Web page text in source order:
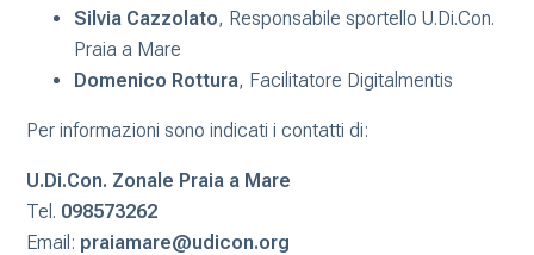
Silvia Cazzolato, Responsabile sportello U.Di.Con.
Praia a Mare
Domenico Rottura, Facilitatore Digitalmentis
Per informazioni sono indicati i contatti di:
U.Di.Con. Zonale Praia a Mare
Tel. 098573262
Email: praiamare@udicon.org